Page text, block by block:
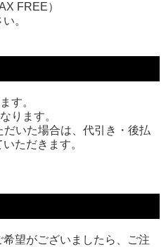
FREE）
。
す。
ります。
だいた場合は、代引き・後払
ただきます。
望がございましたら、ご注